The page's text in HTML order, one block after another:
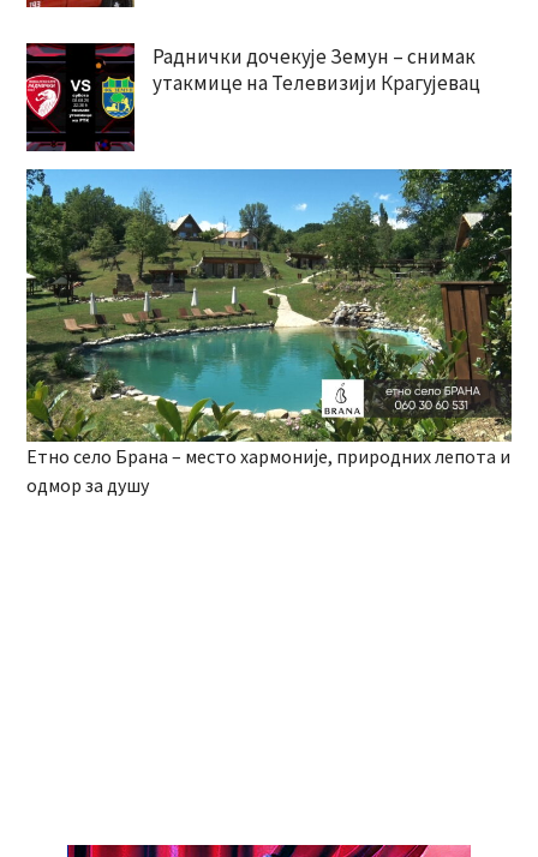
Раднички дочекује Земун – снимак
утакмице на Телевизији Крагујевац
Етно село Брана – место хармоније, природних лепота и
одмор за душу